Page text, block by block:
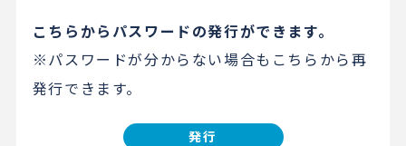
こちらからパスワードの発行ができます。
※パスワードが分からない場合もこちらから再
発行できます。
発行